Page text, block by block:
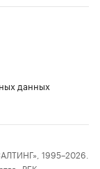
данных
1995–2026.